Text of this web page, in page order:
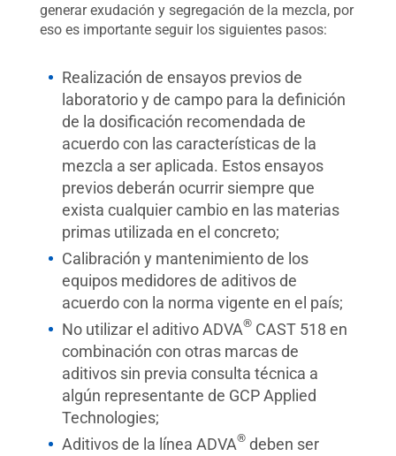
generar exudación y segregación de la mezcla, por
eso es importante seguir los siguientes pasos:
Realización de ensayos previos de
laboratorio y de campo para la definición
de la dosificación recomendada de
acuerdo con las características de la
mezcla a ser aplicada. Estos ensayos
previos deberán ocurrir siempre que
exista cualquier cambio en las materias
primas utilizada en el concreto;
Calibración y mantenimiento de los
equipos medidores de aditivos de
acuerdo con la norma vigente en el país;
No utilizar el aditivo ADVA® CAST 518 en
combinación con otras marcas de
aditivos sin previa consulta técnica a
algún representante de GCP Applied
Technologies;
Aditivos de la línea ADVA® deben ser